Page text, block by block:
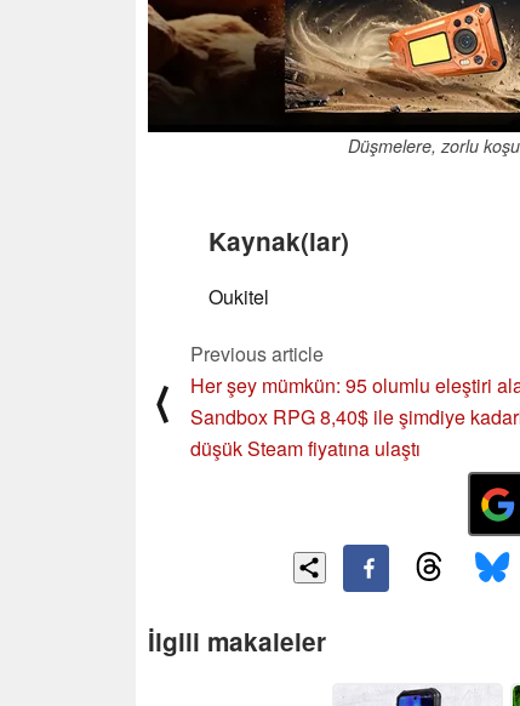
Düşmelere, zorlu
Kaynak(lar)
Oukitel
⟨
Previous article
Her şey mümkün: 95 olumlu eleştiri
Sandbox RPG 8,40$ ile şimdiye
düşük Steam fiyatına ulaştı
İlgili makaleler